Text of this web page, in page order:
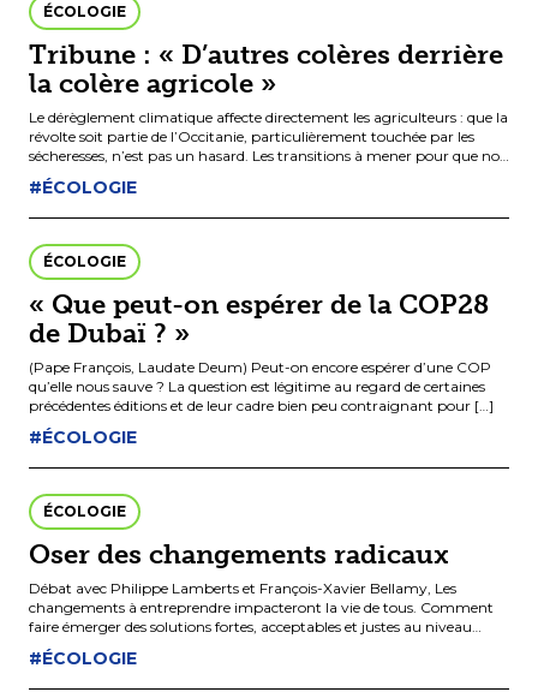
ÉCOLOGIE
Tribune : « D’autres colères derrière
la colère agricole »
Le dérèglement climatique affecte directement les agriculteurs : que la
révolte soit partie de l’Occitanie, particulièrement touchée par les
sécheresses, n’est pas un hasard. Les transitions à mener pour que nos
[…]
#ÉCOLOGIE
ÉCOLOGIE
« Que peut-on espérer de la COP28
de Dubaï ? »
(Pape François, Laudate Deum) Peut-on encore espérer d’une COP
qu’elle nous sauve ? La question est légitime au regard de certaines
précédentes éditions et de leur cadre bien peu contraignant pour […]
#ÉCOLOGIE
ÉCOLOGIE
Oser des changements radicaux
Débat avec Philippe Lamberts et François-Xavier Bellamy, Les
changements à entreprendre impacteront la vie de tous. Comment
faire émerger des solutions fortes, acceptables et justes au niveau
européen? Débat avec […]
#ÉCOLOGIE